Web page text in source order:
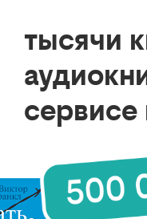
тысячи
сервисе